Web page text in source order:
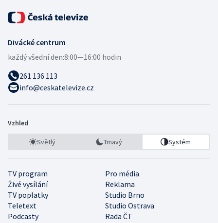
Divácké centrum
každý všední den:8:00—16:00 hodin
261 136 113
info@ceskatelevize.cz
Vzhled
Světlý Tmavý Systém
TV program
Pro média
Živé vysílání
Reklama
TV poplatky
Studio Brno
Teletext
Studio Ostrava
Podcasty
Rada ČT